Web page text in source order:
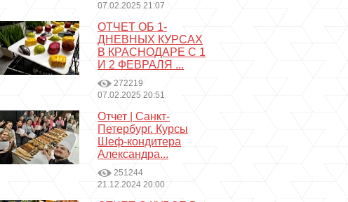
07.02.2025 21:07
ОТЧЕТ ОБ 1-
ДНЕВНЫХ КУРСАХ
В КРАСНОДАРЕ С 1
И 2 ФЕВРАЛЯ ...
272219
07.02.2025 20:51
Отчет | Санкт-
Петербург. Курсы
Шеф-кондитера
Александра...
251244
21.12.2024 20:00